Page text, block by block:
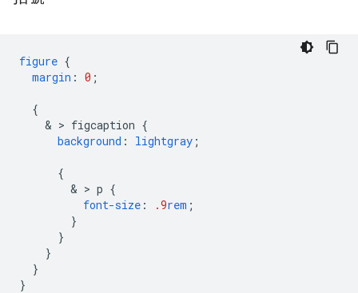
figure {
margin : 0 ;
{
    & >
figcaption {
background : lightgray ;
{
        & >
p {
font-size : .9rem ;
}
}
}
}
}